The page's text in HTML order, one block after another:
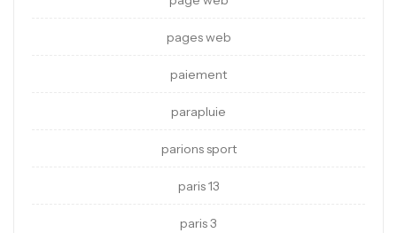
pages web
paiement
parapluie
parions sport
paris 13
paris 3